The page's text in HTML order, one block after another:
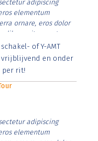
adipiscing
elementum
ornare, eros dolor
libero vitae erat.
id rutrum lorem
tristique posuere.
of Y-AMT
vrijblijvend en onder
per rit!
adipiscing
elementum